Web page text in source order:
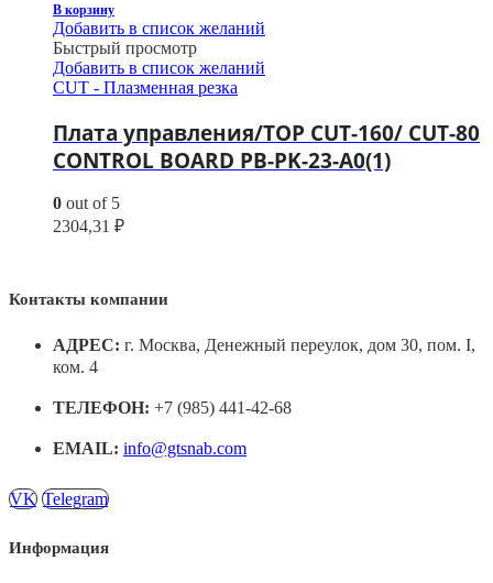
В корзину
Добавить в список желаний
Быстрый просмотр
Добавить в список желаний
CUT - Плазменная резка
Плата управления/TOP CUT-160/ CUT-80
CONTROL BOARD PB-PK-23-A0(1)
0 out of 5
2304,31 ₽
Контакты компании
АДРЕС: г. Москва, Денежный переулок, дом 30, пом. I,
ком. 4
ТЕЛЕФОН: +7 (985) 441-42-68
EMAIL: info@gtsnab.com
VK Telegram
Информация